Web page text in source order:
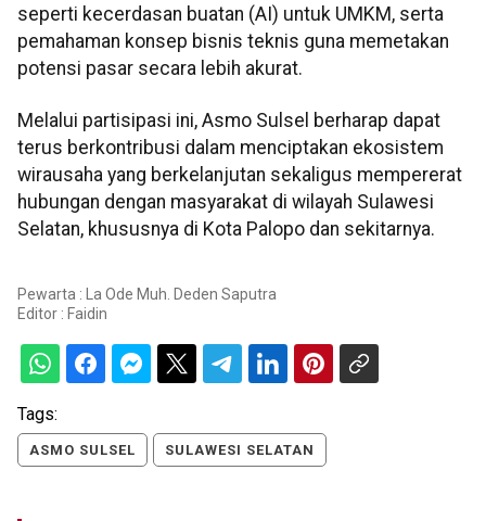
seperti kecerdasan buatan (AI) untuk UMKM, serta
pemahaman konsep bisnis teknis guna memetakan
potensi pasar secara lebih akurat.
Melalui partisipasi ini, Asmo Sulsel berharap dapat
terus berkontribusi dalam menciptakan ekosistem
wirausaha yang berkelanjutan sekaligus mempererat
hubungan dengan masyarakat di wilayah Sulawesi
Selatan, khususnya di Kota Palopo dan sekitarnya.
Pewarta : La Ode Muh. Deden Saputra
Editor : Faidin
Tags:
ASMO SULSEL SULAWESI SELATAN